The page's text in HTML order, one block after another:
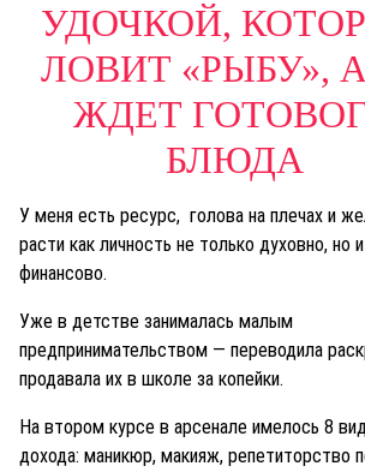
УДОЧКОЙ,
ЛОВИТ «РЫБУ»,
ЖДЕТ
БЛЮДА
У меня есть ресурс, голова на плечах и
расти как личность не только духовно, но и
финансово.
Уже в детстве занималась малым
предпринимательством — переводила
продавала их в школе за копейки.
На втором курсе в арсенале имелось 8
дохода: маникюр, макияж, репетиторство